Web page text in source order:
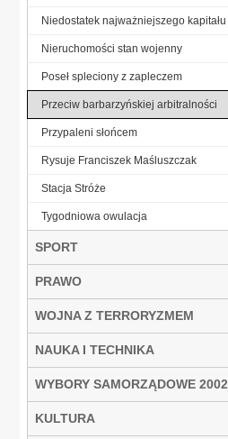
Niedostatek najważniejszego kapitału
Nieruchomości stan wojenny
Poseł spleciony z zapleczem
Przeciw barbarzyńskiej arbitralności
Przypaleni słońcem
Rysuje Franciszek Maśluszczak
Stacja Stróże
Tygodniowa owulacja
SPORT
PRAWO
WOJNA Z TERRORYZMEM
NAUKA I TECHNIKA
WYBORY SAMORZĄDOWE 2002
KULTURA